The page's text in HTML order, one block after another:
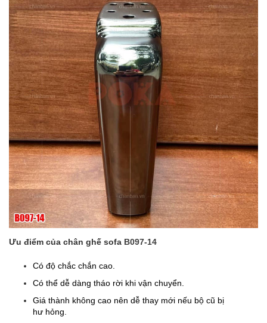
Ưu điểm của chân ghế sofa B097-14
Có độ chắc chắn cao.
Có thể dễ dàng tháo rời khi vận chuyển.
Giá thành không cao nên dễ thay mới nếu bộ cũ bị
hư hỏng.